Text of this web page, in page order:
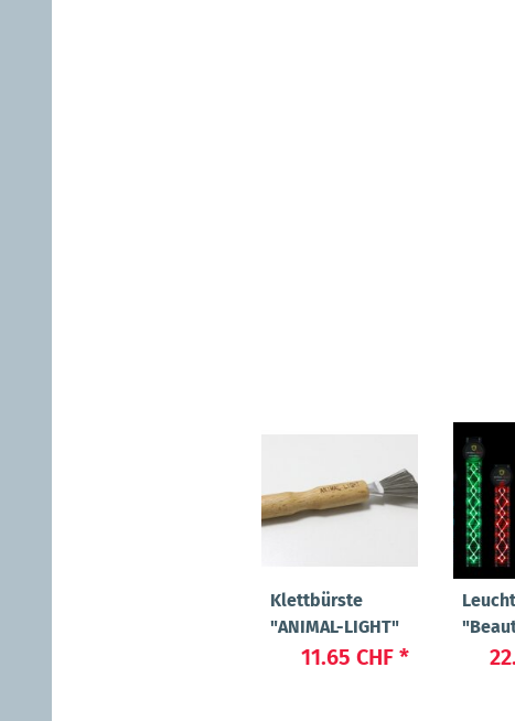
Klettbürste
"ANIMAL-LIGHT"
11.65 CHF *